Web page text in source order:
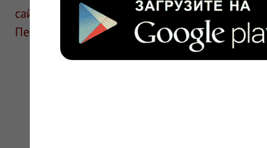
сайте для ознакомления и не является
Перед применением необходима